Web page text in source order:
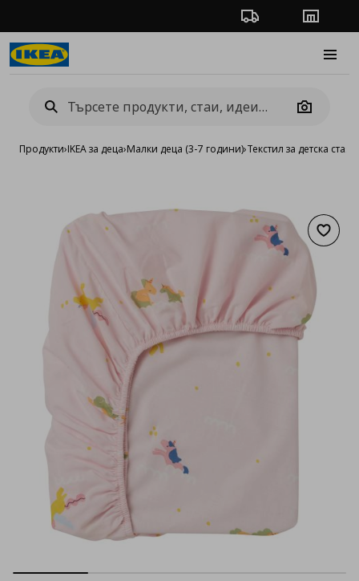
Проследяване на
Camera
Продукти›IKEA за деца›Малки деца (3-7 години)›Текстил за детска стая